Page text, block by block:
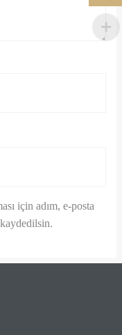
için adım, e-posta